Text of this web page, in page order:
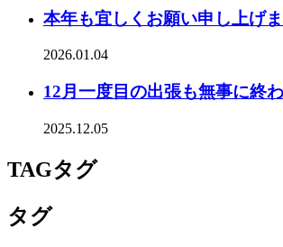
本年も宜しくお願い申し上げま
2026.01.04
12月一度目の出張も無事に終わ
2025.12.05
TAGタグ
タグ